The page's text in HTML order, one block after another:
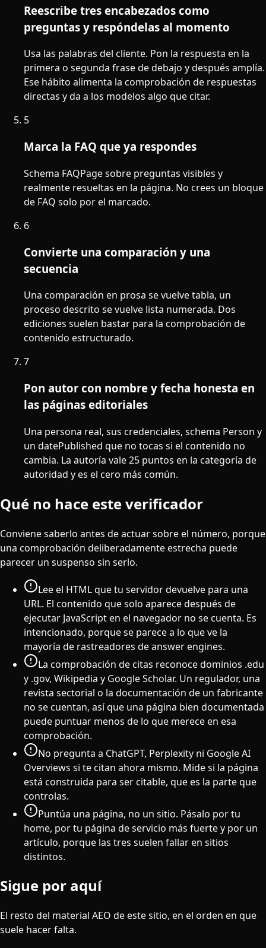
Reescribe tres encabezados como
preguntas y respóndelas al momento
Usa las palabras del cliente. Pon la respuesta en la
primera o segunda frase de debajo y después amplía.
Ese hábito alimenta la comprobación de respuestas
directas y da a los modelos algo que citar.
5
Marca la FAQ que ya respondes
Schema FAQPage sobre preguntas visibles y
realmente resueltas en la página. No crees un bloque
de FAQ solo por el marcado.
6
Convierte una comparación y una
secuencia
Una comparación en prosa se vuelve tabla, un
proceso descrito se vuelve lista numerada. Dos
ediciones suelen bastar para la comprobación de
contenido estructurado.
7
Pon autor con nombre y fecha honesta en
las páginas editoriales
Una persona real, sus credenciales, schema Person y
un datePublished que no tocas si el contenido no
cambia. La autoría vale 25 puntos en la categoría de
autoridad y es el cero más común.
Qué no hace este verificador
Conviene saberlo antes de actuar sobre el número, porque
una comprobación deliberadamente estrecha puede
parecer un suspenso sin serlo.
Lee el HTML que tu servidor devuelve para una
URL. El contenido que solo aparece después de
ejecutar JavaScript en el navegador no se cuenta. Es
intencionado, porque se parece a lo que ve la
mayoría de rastreadores de answer engines.
La comprobación de citas reconoce dominios .edu
y .gov, Wikipedia y Google Scholar. Un regulador, una
revista sectorial o la documentación de un fabricante
no se cuentan, así que una página bien documentada
puede puntuar menos de lo que merece en esa
comprobación.
No pregunta a ChatGPT, Perplexity ni Google AI
Overviews si te citan ahora mismo. Mide si la página
está construida para ser citable, que es la parte que
controlas.
Puntúa una página, no un sitio. Pásalo por tu
home, por tu página de servicio más fuerte y por un
artículo, porque las tres suelen fallar en sitios
distintos.
Sigue por aquí
El resto del material AEO de este sitio, en el orden en que
suele hacer falta.